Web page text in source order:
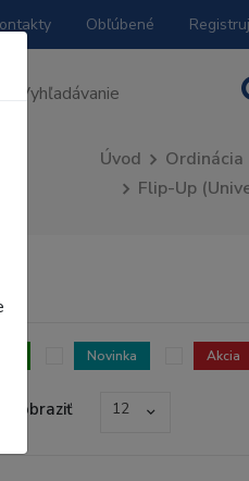
Obľúbené
Úvod Ordinácia
Flip-Up
Novinka Akcia
Zobraziť 12